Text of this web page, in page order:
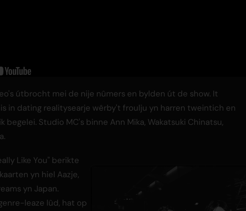
útbrocht mei de nije nûmers en bylden út de show. It
is in dating realitysearje wêrby't froulju yn harren tweintich en
begelei. Studio MC's binne Ann Mika, Wakatsuki Chinatsu,
Like You" berikte
yn hiel Aazje,
yn Japan.
leaze lûd, hat op